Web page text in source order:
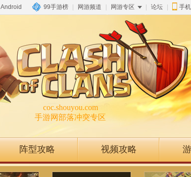
Android 99手游榜 网游频道 网游专区 论坛 手
coc.shouyou.com
手游网部落冲突专区
阵型攻略 视频攻略